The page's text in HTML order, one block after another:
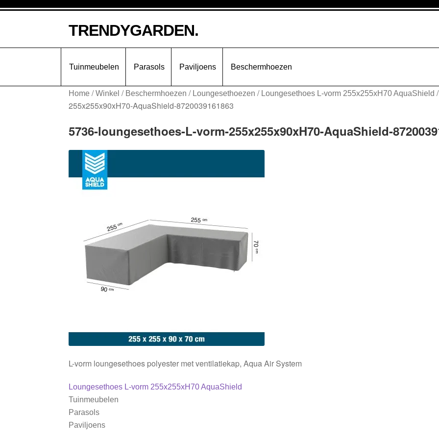
door
naar
naar
de
TRENDYGARDEN.
Tuinmeubelen Parasols Paviljoens Beschermhoezen
Home /Winkel / Beschermhoezen / Loungesethoezen / Loungesethoes L-vorm 255x255xH70 AquaShield
255x255x90xH70-AquaShield-8720039161863
5736-loungesethoes-L-vorm-255x255x90xH70-AquaShield-
L-vorm loungesethoes polyester met ventilatiekap, Aqua Air System
Bericht
navigatie
Vorig
bericht:
Loungesethoes L-vorm 255x255xH70 AquaShield
Tuinmeubelen
Parasols
Paviljoens